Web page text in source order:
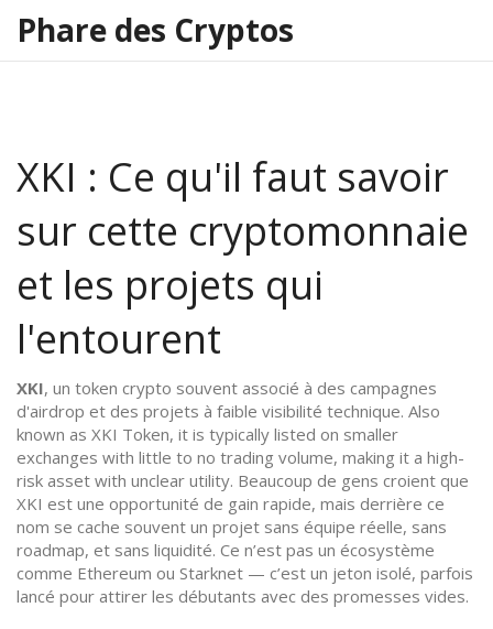
Phare des Cryptos
XKI : Ce qu'il faut savoir
sur cette cryptomonnaie
et les projets qui
l'entourent
XKI, un token crypto souvent associé à des campagnes
d'airdrop et des projets à faible visibilité technique. Also
known as XKI Token, it is typically listed on smaller
exchanges with little to no trading volume, making it a high-
risk asset with unclear utility. Beaucoup de gens croient que
XKI est une opportunité de gain rapide, mais derrière ce
nom se cache souvent un projet sans équipe réelle, sans
roadmap, et sans liquidité. Ce n’est pas un écosystème
comme Ethereum ou Starknet — c’est un jeton isolé, parfois
lancé pour attirer les débutants avec des promesses vides.